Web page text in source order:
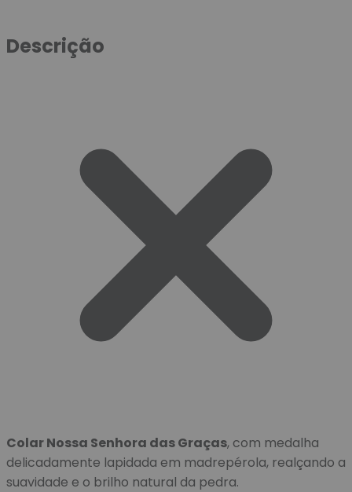
Descrição
Colar Nossa Senhora das Graças, com medalha
delicadamente lapidada em madrepérola, realçando a
suavidade e o brilho natural da pedra.